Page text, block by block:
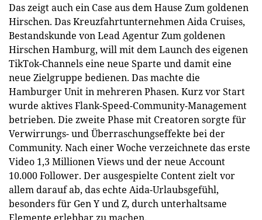
Das zeigt auch ein Case aus dem Hause Zum goldenen
Hirschen. Das Kreuzfahrtunternehmen Aida Cruises,
Bestandskunde von Lead Agentur Zum goldenen
Hirschen Hamburg, will mit dem Launch des eigenen
TikTok-Channels eine neue Sparte und damit eine
neue Zielgruppe bedienen. Das machte die
Hamburger Unit in mehreren Phasen. Kurz vor Start
wurde aktives Flank-Speed-Community-Management
betrieben. Die zweite Phase mit Creatoren sorgte für
Verwirrungs- und Überraschungseffekte bei der
Community. Nach einer Woche verzeichnete das erste
Video 1,3 Millionen Views und der neue Account
10.000 Follower. Der ausgespielte Content zielt vor
allem darauf ab, das echte Aida-Urlaubsgefühl,
besonders für Gen Y und Z, durch unterhaltsame
Elemente erlebbar zu machen.